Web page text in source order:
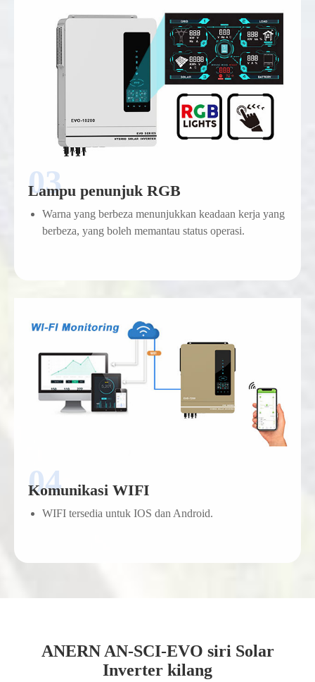
Lampu penunjuk RGB
Warna yang berbeza menunjukkan keadaan kerja yang
berbeza, yang boleh memantau status operasi.
Komunikasi WIFI
WIFI tersedia untuk IOS dan Android.
ANERN AN-SCI-EVO siri Solar
Inverter kilang